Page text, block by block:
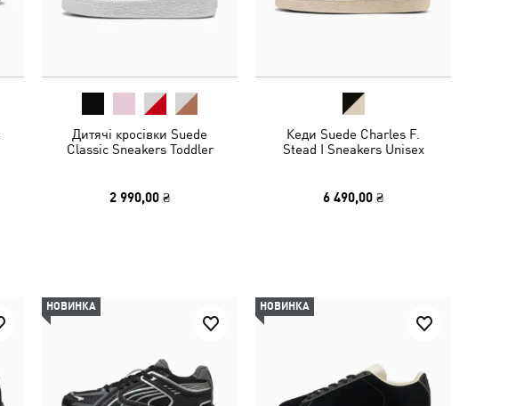
Дитячі кросівки Suede
Classic Sneakers Toddler
2 990,00 ₴
Кеди Suede Charles F.
Stead I Sneakers Unisex
6 490,00 ₴
НОВИНКА НОВИНКА